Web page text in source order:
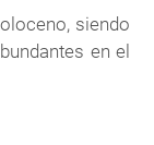
siendo
en el